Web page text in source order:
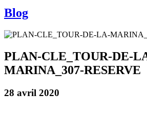
Blog
PLAN-CLE_TOUR-DE-
MARINA_307-RESERVE
28 avril 2020